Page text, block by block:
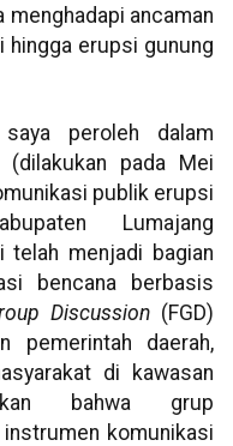
ancaman
hingga erupsi gunung
saya peroleh dalam
(dilakukan pada Mei
publik erupsi
Lumajang
telah menjadi bagian
bencana berbasis
Discussion(FGD)
pemerintah daerah,
di kawasan
bahwa grup
komunikasi